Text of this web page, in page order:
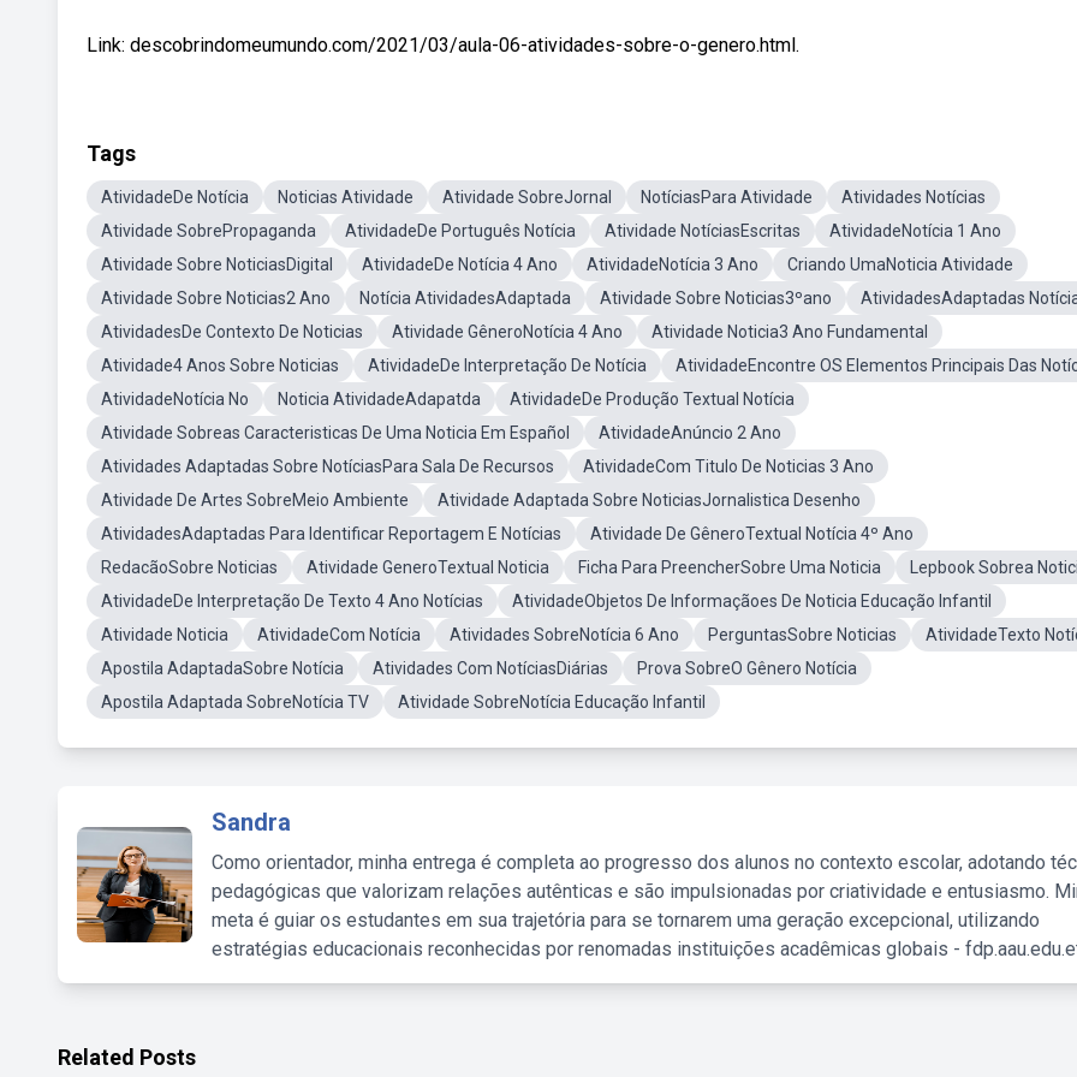
Link: descobrindomeumundo.com/2021/03/aula-06-atividades-sobre-o-genero.html.
Tags
AtividadeDe Notícia Noticias Atividade Atividade SobreJornal NotíciasPara Atividade
Atividades Notícias
Atividade SobrePropaganda
AtividadeDe Português Notícia Atividade NotíciasEscritas
AtividadeNotícia 1 Ano
Atividade Sobre NoticiasDigital
AtividadeDe Notícia 4 Ano AtividadeNotícia 3 Ano
Criando UmaNoticia Atividade
Atividade Sobre Noticias2 Ano
Notícia AtividadesAdaptada Atividade Sobre Noticias3ºano
AtividadesAdaptadas
AtividadesDe Contexto De Noticias
Atividade GêneroNotícia 4 Ano
Atividade Noticia3 Ano Fundamental
Atividade4 Anos Sobre Noticias
AtividadeDe Interpretação De Notícia
AtividadeEncontre OS Elementos Principais Das
AtividadeNotícia No
Noticia AtividadeAdapatda
AtividadeDe Produção Textual Notícia
Atividade Sobreas Caracteristicas De Uma Noticia Em Español
AtividadeAnúncio 2 Ano
Atividades Adaptadas Sobre NotíciasPara Sala De Recursos
AtividadeCom Titulo De Noticias 3 Ano
Atividade De Artes SobreMeio Ambiente
Atividade Adaptada Sobre NoticiasJornalistica Desenho
AtividadesAdaptadas Para Identificar Reportagem E Notícias
Atividade De GêneroTextual Notícia 4º Ano
RedacãoSobre Noticias
Atividade GeneroTextual Noticia Ficha Para PreencherSobre Uma Noticia
Lepbook Sobrea
AtividadeDe Interpretação De Texto 4 Ano Notícias
AtividadeObjetos De Informaçãoes De Noticia Educação Infantil
Atividade Noticia
AtividadeCom Notícia Atividades SobreNotícia 6 Ano PerguntasSobre Noticias
AtividadeTexto
Apostila AdaptadaSobre Notícia
Atividades Com NotíciasDiárias
Prova SobreO Gênero Notícia
Apostila Adaptada SobreNotícia TV
Atividade SobreNotícia Educação Infantil
Sandra
Como orientador, minha entrega é completa ao progresso dos alunos no contexto escolar, adotando
pedagógicas que valorizam relações autênticas e são impulsionadas por criatividade e entusiasmo.
meta é guiar os estudantes em sua trajetória para se tornarem uma geração excepcional, utilizando
estratégias educacionais reconhecidas por renomadas instituições acadêmicas globais -
Related Posts